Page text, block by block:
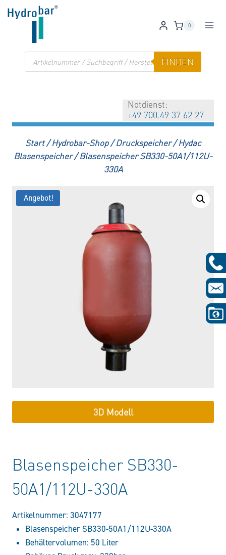
Zum
Inhalt
0
Products
search
FINDEN
Notdienst:
+49 700.49 37 62 27
Start / Hydrobar-Shop / Druckspeicher / Hydac
Blasenspeicher / Blasenspeicher SB330-50A1/112U-
330A
Angebot!
3D Modell
Blasenspeicher SB330-
50A1/112U-330A
Artikelnummer: 3047177
Blasenspeicher SB330-50A1/112U-330A
Behältervolumen: 50 Liter